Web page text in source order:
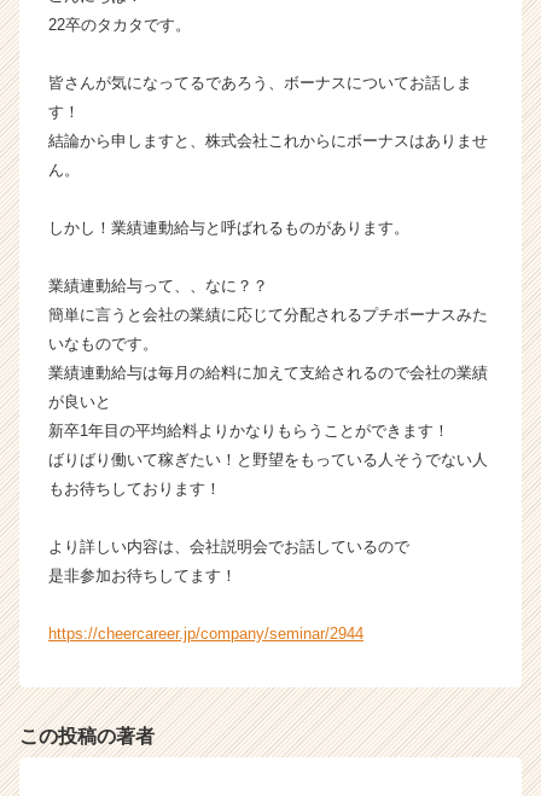
く
活
チ
キ
ャ
（C
e
e
r
a
e
r）
22卒のタカタです。
皆さんが気になってるであろう、ボーナスについてお話しま
す！
結論から申しますと、株式会社これからにボーナスはありませ
ん。
しかし！業績連動給与と呼ばれるものがあります。
業績連動給与って、、なに？？
簡単に言うと会社の業績に応じて分配されるプチボーナスみた
いなものです。
業績連動給与は毎月の給料に加えて支給されるので会社の業績
が良いと
新卒1年目の平均給料よりかなりもらうことができます！
ばりばり働いて稼ぎたい！と野望をもっている人そうでない人
もお待ちしております！
より詳しい内容は、会社説明会でお話しているので
是非参加お待ちしてます！
https://cheercareer.jp/company/seminar/2944
この投稿の著者